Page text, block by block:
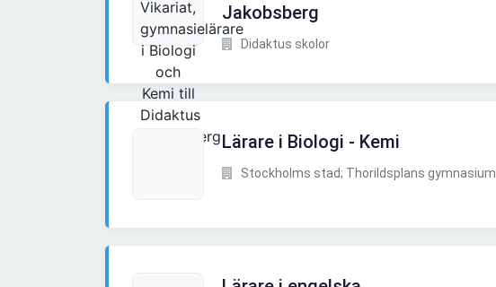
Jakobsberg
Didaktus skolor
Lärare i Biologi - Kemi
Stockholms stad; Thorildsplans gymnasium